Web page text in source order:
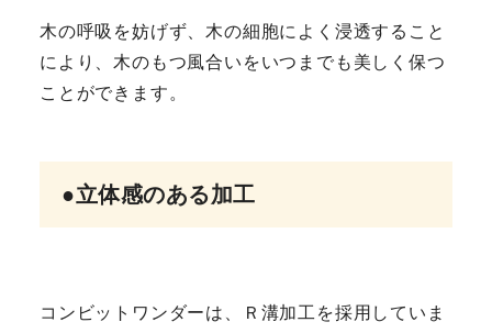
木の呼吸を妨げず、木の細胞によく浸透すること
により、木のもつ風合いをいつまでも美しく保つ
ことができます。
●立体感のある加工
コンビットワンダーは、Ｒ溝加工を採用していま